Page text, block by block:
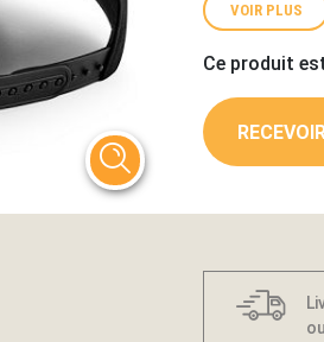
VOIR PLUS
Ce produit